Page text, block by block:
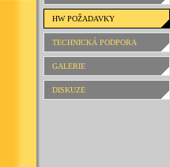
HW POŽADAVKY
TECHNICKÁ PODPORA
GALERIE
DISKUZE